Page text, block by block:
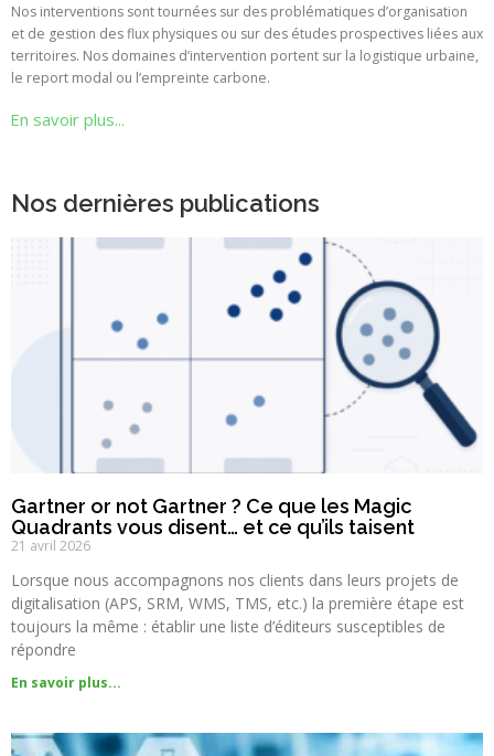
Nos interventions sont tournées sur des problématiques d’organisation
et de gestion des flux physiques ou sur des études prospectives liées aux
territoires. Nos domaines d’intervention portent sur la logistique urbaine,
le report modal ou l’empreinte carbone.
En savoir plus...
Nos dernières publications
Gartner or not Gartner ? Ce que les Magic
Quadrants vous disent… et ce qu’ils taisent
21 avril 2026
Lorsque nous accompagnons nos clients dans leurs projets de
digitalisation (APS, SRM, WMS, TMS, etc.) la première étape est
toujours la même : établir une liste d’éditeurs susceptibles de
répondre
En savoir plus...